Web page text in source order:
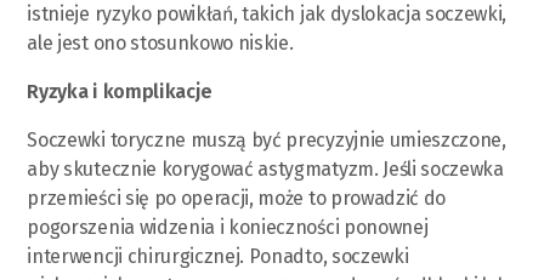
istnieje ryzyko powikłań, takich jak dyslokacja soczewki,
ale jest ono stosunkowo niskie.
Ryzyka i komplikacje
Soczewki toryczne muszą być precyzyjnie umieszczone,
aby skutecznie korygować astygmatyzm. Jeśli soczewka
przemieści się po operacji, może to prowadzić do
pogorszenia widzenia i konieczności ponownej
interwencji chirurgicznej. Ponadto, soczewki